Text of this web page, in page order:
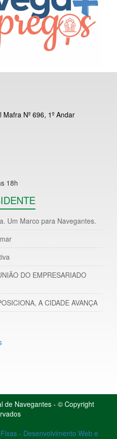
Nº 696, 1º Andar
18h
Um Marco para Navegantes.
DO EMPRESARIADO
A CIDADE AVANÇA
de Navegantes - © Copyright